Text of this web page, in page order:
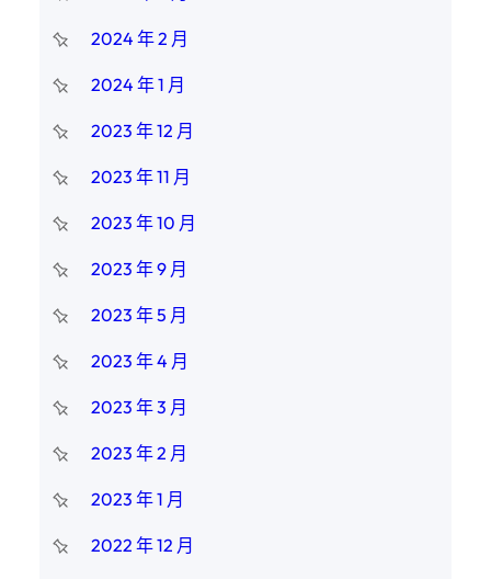
2024 年 2 月
2024 年 1 月
2023 年 12 月
2023 年 11 月
2023 年 10 月
2023 年 9 月
2023 年 5 月
2023 年 4 月
2023 年 3 月
2023 年 2 月
2023 年 1 月
2022 年 12 月